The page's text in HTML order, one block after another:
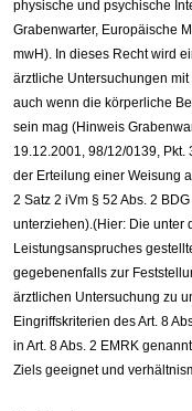
physische und psychische
Grabenwarter, Europäische
mwH). In dieses Recht wird
ärztliche Untersuchungen
auch wenn die körperliche
sein mag (Hinweis
19.12.2001, 98/12/0139, Pkt.
der Erteilung einer Weisung
2 Satz 2 iVm § 52 Abs. 2
unterziehen).(Hier: Die unter
Leistungsanspruches
gegebenenfalls zur
ärztlichen Untersuchung zu
Eingriffskriterien des Art. 8
in Art. 8 Abs. 2 EMRK
Ziels geeignet und